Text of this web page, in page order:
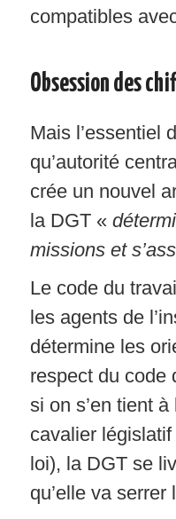
compatibles
Obsession des
Mais l’essentiel
qu’autorité
crée un nouvel
la DGT «
missions et
Le code du
les agents de
détermine les
respect du
si on s’en tient
cavalier législatif
loi), la DGT se
qu’elle va serrer